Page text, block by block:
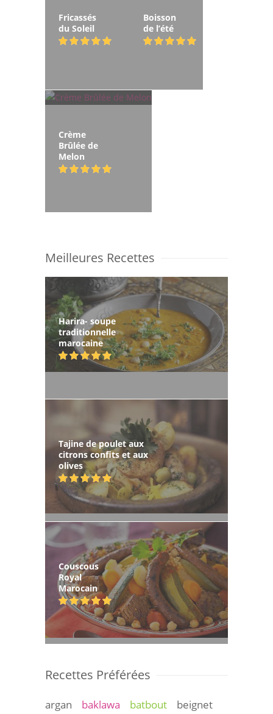
Fricassés
du Soleil
Boisson
de l’été
Crème
Brûlée de
Melon
Meilleures Recettes
Harira- soupe
traditionnelle
marocaine
Tajine de poulet aux
citrons confits et aux
olives
Couscous
Royal
Marocain
Recettes Préférées
argan baklawa batbout
beignet